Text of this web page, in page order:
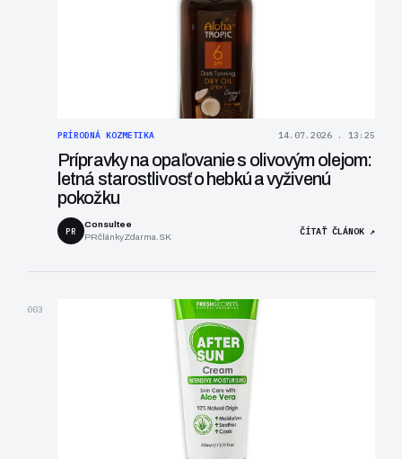
PRÍRODNÁ KOZMETIKA 14.07.2026 . 13:25
Prípravky na opaľovanie s olivovým olejom:
letná starostlivosť o hebkú a vyživenú
pokožku
PR
Consultee
PRčlánkyZdarma.SK
ČÍTAŤ ČLÁNOK ↗
003